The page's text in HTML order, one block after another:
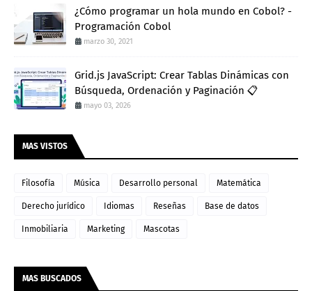
¿Cómo programar un hola mundo en Cobol? -
Programación Cobol
marzo 30, 2021
Grid.js JavaScript: Crear Tablas Dinámicas con
Búsqueda, Ordenación y Paginación 📋
mayo 03, 2026
MAS VISTOS
Filosofía Música Desarrollo personal Matemática
Derecho jurídico Idiomas Reseñas Base de datos
Inmobiliaria Marketing Mascotas
MAS BUSCADOS